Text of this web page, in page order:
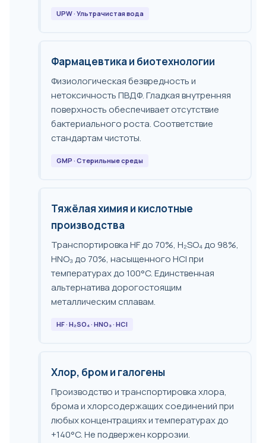
UPW · Ультрачистая вода
Фармацевтика и биотехнологии
Физиологическая безвредность и
нетоксичность ПВДФ. Гладкая внутренняя
поверхность обеспечивает отсутствие
бактериального роста. Соответствие
стандартам чистоты.
GMP · Стерильные среды
Тяжёлая химия и кислотные
производства
Транспортировка HF до 70%, H₂SO₄ до 98%,
HNO₃ до 70%, насыщенного HCl при
температурах до 100°C. Единственная
альтернатива дорогостоящим
металлическим сплавам.
HF · H₂SO₄ · HNO₃ · HCl
Хлор, бром и галогены
Производство и транспортировка хлора,
брома и хлорсодержащих соединений при
любых концентрациях и температурах до
+140°C. Не подвержен коррозии.